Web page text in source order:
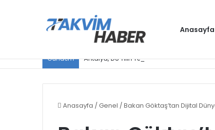
Anasayfa
Gündem Antalya, D8 Yılın Turizm Şehri seçildi
Anasayfa /Genel /Bakan Göktaş’tan Dijital